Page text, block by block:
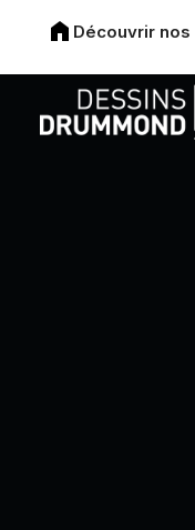
Découvrir nos